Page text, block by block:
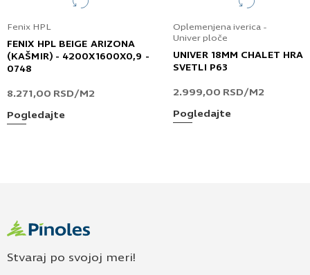
Fenix HPL
FENIX HPL BEIGE ARIZONA
(KAŠMIR) - 4200X1600X0,9 -
0748
8.271,00 RSD/M2
Pogledajte
Oplemenjena iverica -
Univer ploče
UNIVER 18MM CHALET
SVETLI P63
2.999,00 RSD/M2
Pogledajte
Stvaraj po svojoj meri!